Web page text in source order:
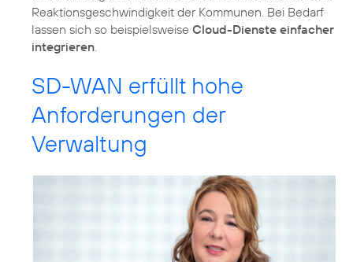
Reaktionsgeschwindigkeit der Kommunen. Bei Bedarf
lassen sich so beispielsweise Cloud-Dienste einfacher
integrieren
SD-WAN erfüllt hohe
Anforderungen der
Verwaltung